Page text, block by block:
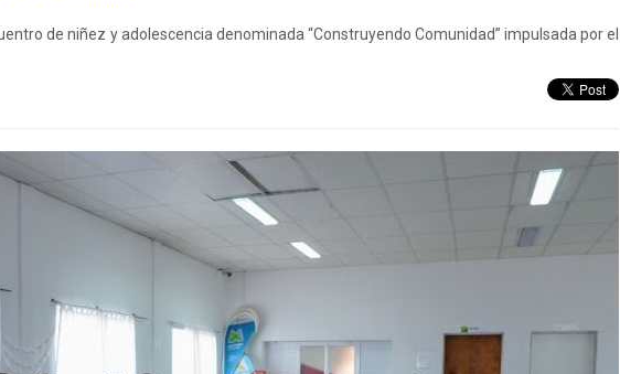
de niñez y adolescencia denominada “Construyendo Comunidad” impulsada por el